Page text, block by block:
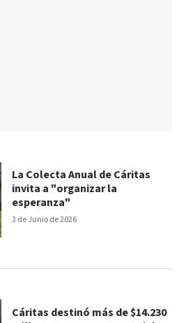
3 de Junio de 2026
La Colecta Anual de Cáritas
invita a "organizar la
esperanza"
Cáritas destinó más de $14.230